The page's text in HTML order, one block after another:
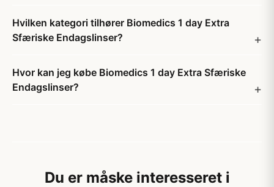
Hvilken kategori tilhører Biomedics 1 day Extra
Sfæriske Endagslinser?
Hvor kan jeg købe Biomedics 1 day Extra Sfæriske
Endagslinser?
Du er måske interesseret i